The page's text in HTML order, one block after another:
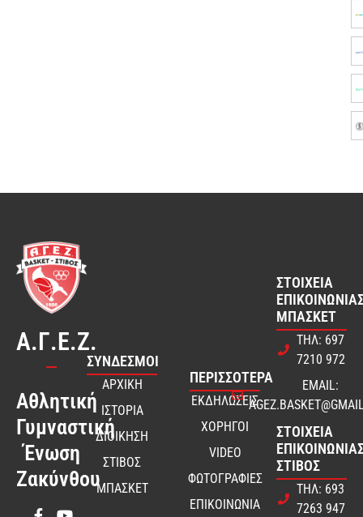
Α.Γ.Ε.Ζ.
Αθλητική
Γυμναστική
Ένωση
Ζακύνθου
ΣΎΝΔΕΣΜΟΙ
ΑΡΧΙΚΗ
ΙΣΤΟΡΙΑ
ΔΙΟΙΚΗΣΗ
ΣΤΙΒΟΣ
ΜΠΑΣΚΕΤ
ΠΕΡΙΣΣΟΤΕΡΑ
ΕΚΔΗΛΩΣΕΙΣ
ΧΟΡΗΓΟΙ
VIDEO
ΦΩΤΟΓΡΑΦΙΕΣ
ΕΠΙΚΟΙΝΩΝΙΑ
ΣΤΟΙΧΕΊΑ
ΜΠΆΣΚΕΤ
ΤΗΛ: 697
7210 972
EMAIL:
ΣΤΟΙΧΕΊΑ
ΣΤΊΒΟΣ
ΤΗΛ: 693
7263 947